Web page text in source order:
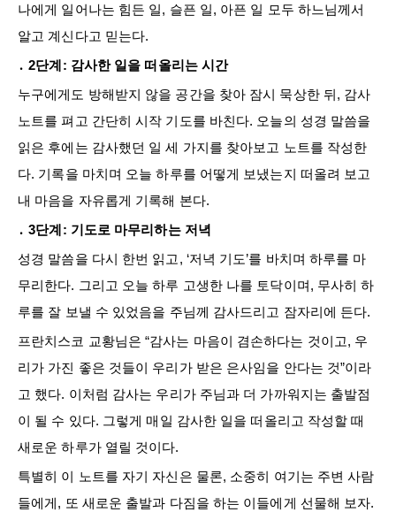
나에게 일어나는 힘든 일, 슬픈 일, 아픈 일 모두 하느님께서
알고 계신다고 믿는다.
․ 2단계: 감사한 일을 떠올리는 시간
누구에게도 방해받지 않을 공간을 찾아 잠시 묵상한 뒤, 감사
노트를 펴고 간단히 시작 기도를 바친다. 오늘의 성경 말씀을
읽은 후에는 감사했던 일 세 가지를 찾아보고 노트를 작성한
다. 기록을 마치며 오늘 하루를 어떻게 보냈는지 떠올려 보고
내 마음을 자유롭게 기록해 본다.
․ 3단계: 기도로 마무리하는 저녁
성경 말씀을 다시 한번 읽고, ‘저녁 기도’를 바치며 하루를 마
무리한다. 그리고 오늘 하루 고생한 나를 토닥이며, 무사히 하
루를 잘 보낼 수 있었음을 주님께 감사드리고 잠자리에 든다.
프란치스코 교황님은 “감사는 마음이 겸손하다는 것이고, 우
리가 가진 좋은 것들이 우리가 받은 은사임을 안다는 것”이라
고 했다. 이처럼 감사는 우리가 주님과 더 가까워지는 출발점
이 될 수 있다. 그렇게 매일 감사한 일을 떠올리고 작성할 때
새로운 하루가 열릴 것이다.
특별히 이 노트를 자기 자신은 물론, 소중히 여기는 주변 사람
들에게, 또 새로운 출발과 다짐을 하는 이들에게 선물해 보자.